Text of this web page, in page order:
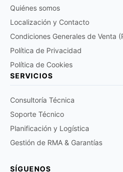
Quiénes somos
Localización y Contacto
Condiciones Generales de Venta
Política de Privacidad
Política de Cookies
SERVICIOS
Consultoría Técnica
Soporte Técnico
Planificación y Logística
Gestión de RMA & Garantías
SÍGUENOS